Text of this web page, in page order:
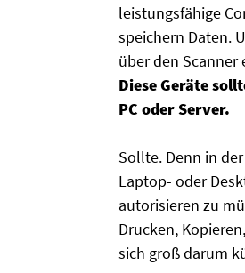
leistungsfähige
speichern Daten.
über den
Diese Geräte
PC oder Server.
Sollte. Denn in
Laptop- oder
autorisieren zu
Drucken,
sich groß darum